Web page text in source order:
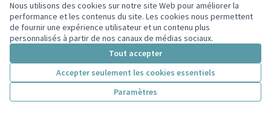
Nous utilisons des cookies sur notre site Web pour améliorer la
performance et les contenus du site. Les cookies nous permettent
de fournir une expérience utilisateur et un contenu plus
personnalisés à partir de nos canaux de médias sociaux.
Tout accepter
Accepter seulement les cookies essentiels
Paramètres